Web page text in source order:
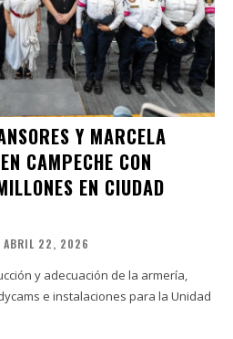
Y MARCELA
CAMPECHE CON
EN CIUDAD
ABRIL 22, 2026
y adecuación de la armería,
e instalaciones para la Unidad